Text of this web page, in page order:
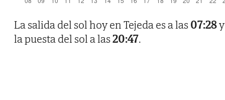
La salida del sol hoy en Tejeda es a las07:28y
la puesta del sol a las20:47.